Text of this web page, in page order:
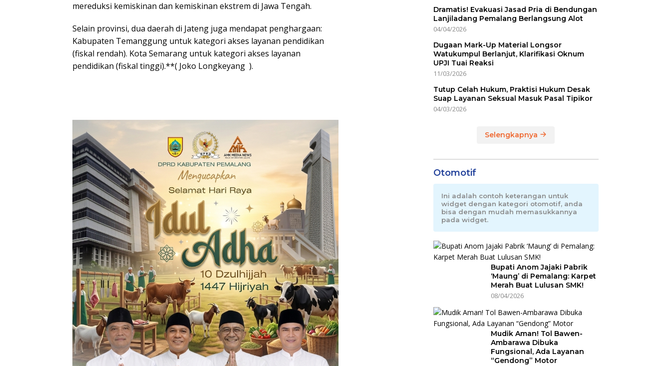
mereduksi kemiskinan dan kemiskinan ekstrem di Jawa Tengah.
Selain provinsi, dua daerah di Jateng juga mendapat penghargaan:
Kabupaten Temanggung untuk kategori akses layanan pendidikan
(fiskal rendah). Kota Semarang untuk kategori akses layanan
pendidikan (fiskal tinggi).**( Joko Longkeyang ).
Dramatis! Evakuasi Jasad Pria di Bendungan
Lanjiladang Pemalang Berlangsung Alot
04/04/2026
Dugaan Mark-Up Material Longsor
Watukumpul Berlanjut, Klarifikasi Oknum
UPJI Tuai Reaksi
11/03/2026
Tutup Celah Hukum, Praktisi Hukum Desak
Suap Layanan Seksual Masuk Pasal Tipikor
04/03/2026
Selengkapnya
Otomotif
Ini adalah contoh keterangan untuk
widget dengan kategori otomotif, anda
bisa dengan mudah memasukkannya
pada widget.
Bupati Anom Jajaki Pabrik
‘Maung’ di Pemalang: Karpet
Merah Buat Lulusan SMK!
08/04/2026
Mudik Aman! Tol Bawen-
Ambarawa Dibuka
Fungsional, Ada Layanan
“Gendong” Motor